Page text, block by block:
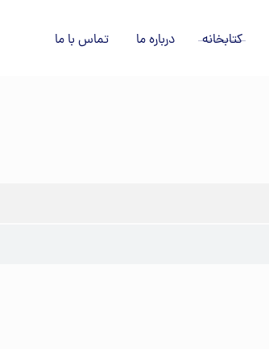
کتابخانه درباره ما تماس با ما